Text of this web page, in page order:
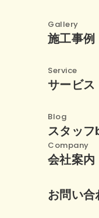
Gallery
施工事例
Service
サービス
Blog
スタッ
Company
会社案内
お問い合